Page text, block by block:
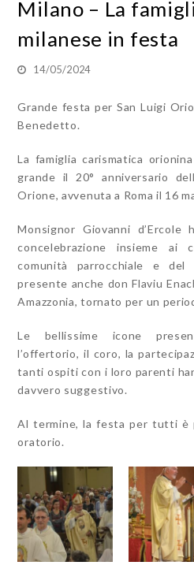
Milano – La
milanese in festa
14/05/2024
Grande festa per San Luigi
Benedetto.
La famiglia carismatica
grande il 20° anniversario
Orione, avvenuta a Roma il 16
Monsignor Giovanni
concelebrazione insieme
comunità parrocchiale e del
presente anche don Flaviu
Amazzonia, tornato per un
Le bellissime icone
l’offertorio, il coro, la
tanti ospiti con i loro parenti
davvero suggestivo.
Al termine, la festa per tutti è
oratorio.